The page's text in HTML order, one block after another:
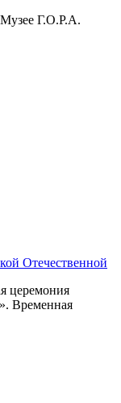
Г.О.Р.А.
Отечественной
церемония
Временная